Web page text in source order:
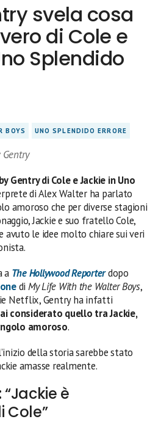
svela cosa
di Cole e
Splendido
BOYS UNO SPLENDIDO ERRORE
Gentry di Cole e Jackie in Uno
di Alex Walter ha parlato
amoroso che per diverse stagioni
Jackie e suo fratello Cole,
avuto le idee molto chiare sui veri
a The Hollywood Reporterdopo
di My Life With the Walter Boys,
Netflix, Gentry ha infatti
considerato quello tra Jackie,
amoroso.
della storia sarebbe stato
amasse realmente.
è
Cole”